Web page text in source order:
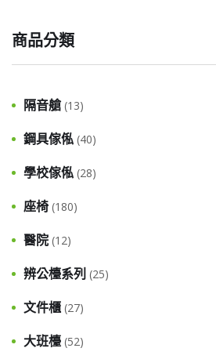
商品分類
隔音艙 (13)
鋼具傢俬 (40)
學校傢俬 (28)
座椅 (180)
醫院 (12)
辨公檯系列 (25)
文件櫃 (27)
大班檯 (52)